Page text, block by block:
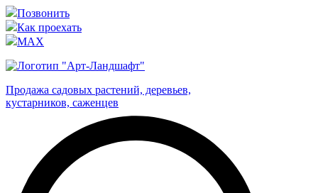
Позвонить
Как проехать
MAX
Продажа садовых растений, деревьев,
кустарников, саженцев